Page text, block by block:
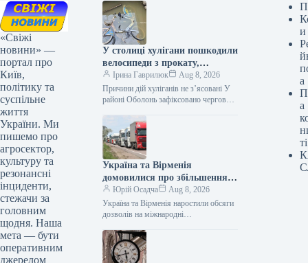
«Свіжі
новини» —
портал про
Київ,
політику та
суспільне
життя
України. Ми
пишемо про
агросектор,
культуру та
резонансні
інциденти,
стежачи за
головним
щодня. Наша
мета — бути
оперативним
джерелом
У столиці хулігани пошкодили
велосипеди з прокату,
викинувши їх у озеро
Йорданське (ілюстрація)
Ірина Гаврилюк
Aug 8, 2026
Причини дій хуліганів не з’ясовані У
районі Оболонь зафіксовано черговий
кинули в озеро Йорданське кілька…
Україна та Вірменія
домовилися про збільшення
кількості дозволів на
міжнародні автомобільні
перевезення.
Юрій Осадча
Aug 8, 2026
Україна та Вірменія наростили обсяги
дозволів на міжнародні
Укрінформ Україна та Вірменія
збільшили кількість дозволів для
міжнародних…
и
а
а
ті